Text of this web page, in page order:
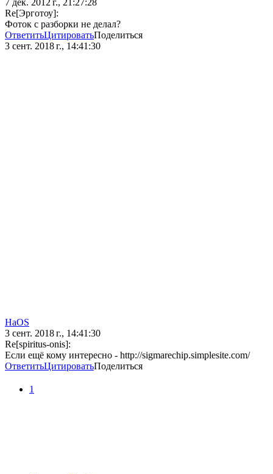
7 дек. 2012 г., 21:27:28
Re[Эрготоу]:
Фоток с разборки не делал?
ОтветитьЦитироватьПоделиться
3 сент. 2018 г., 14:41:30
HaOS
3 сент. 2018 г., 14:41:30
Re[spiritus-onis]:
Если ещё кому интересно - http://sigmarechip.simplesite.com/
ОтветитьЦитироватьПоделиться
1